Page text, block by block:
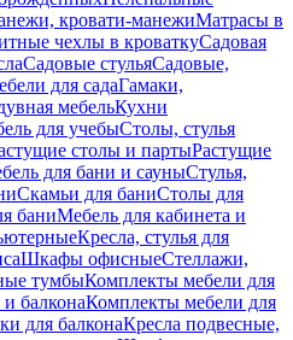
кровати-манежиМатрасы в
чехлы в кроваткуСадовая
Садовые стульяСадовые,
для садаГамаки,
мебельКухни
для учебыСтолы, стулья
столы и партыРастущие
для бани и сауныСтулья,
Скамьи для баниСтолы для
баниМебель для кабинета и
Кресла, стулья для
Шкафы офисныеСтеллажи,
тумбыКомплекты мебели для
балконаКомплекты мебели для
для балконаКресла подвесные,